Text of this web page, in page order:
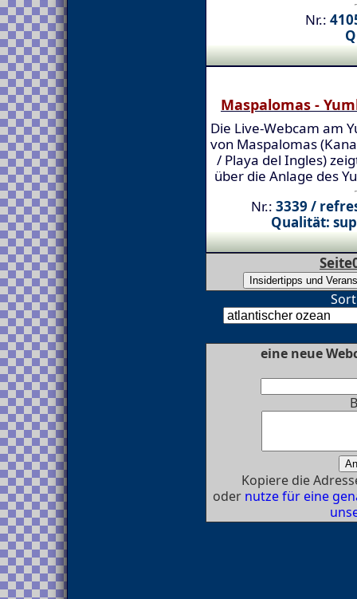
Nr.:
Maspalomas -
Die Live-Webcam am
von Maspalomas
/ Playa del Ingles)
über die Anlage des
Nr.: 3339 /
Qualität:
eine neue
Kopiere die
oder nutze für eine